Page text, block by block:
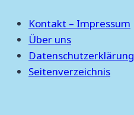
Kontakt – Impressum
Über uns
Datenschutzerklärung
Seitenverzeichnis